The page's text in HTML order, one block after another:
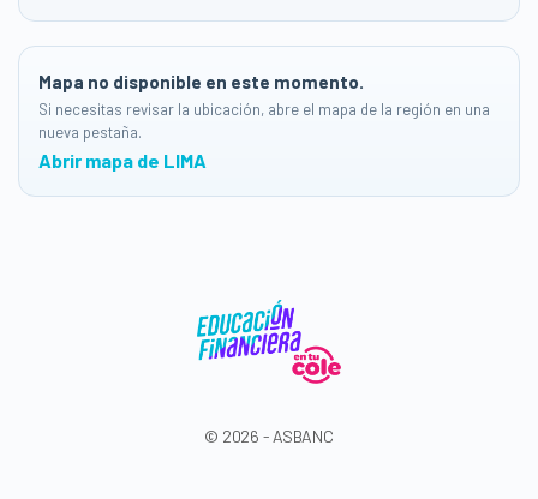
Mapa no disponible en este momento.
Si necesitas revisar la ubicación, abre el mapa de la región en una
nueva pestaña.
Abrir mapa de LIMA
© 2026 - ASBANC